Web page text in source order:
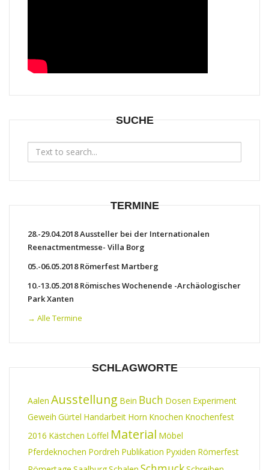
SUCHE
Search
for:
TERMINE
28.-29.04.2018 Aussteller bei der Internationalen
Reenactmentmesse- Villa Borg
05.-06.05.2018 Römerfest Martberg
10.-13.05.2018 Römisches Wochenende -Archäologischer
Park Xanten
→ Alle Termine
SCHLAGWORTE
Aalen Ausstellung Bein Buch Dosen Experiment
Geweih Gürtel Handarbeit Horn Knochen Knochenfest
2016 Kästchen Löffel Material Möbel
Pferdeknochen Pordreh Publikation Pyxiden Römerfest